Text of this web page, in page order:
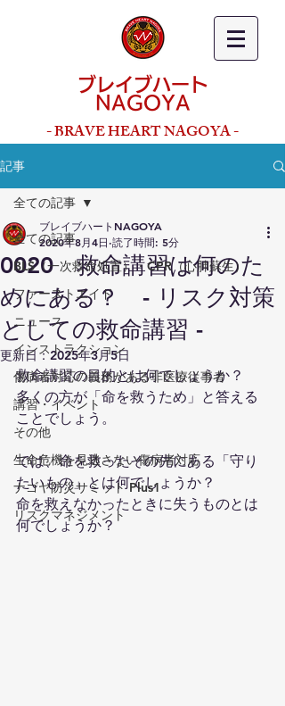
ブレイブハート
NAGOYA
- BRAVE HEART NAGOYA -
記事
全ての記事
BLS（一次救命処置）・CPR（心肺蘇生）
ファーストエイド
ニュース
インストラクション
傷病者対応の義務がある非医療従事者
講習・イベント
その他
生命危機を見逃さない傷病者対応
ナゴヤ防災サミット Plus1
リスクマネジメント
全ての記事
0020 救命講習は何のた
めにある？ - リスク対策
としての救命講習 -
ブレイブハートNAGOYA
2020年8月4日 読了時間: 5分
更新日：2025年3月5日
救命講習の目的とは何でしょうか？
多くの方が「命を救うため」と答える
ことでしょう。
では、命を救ったその先にある「守り
たいもの」とは何でしょうか？
命を救えなかったときに失うものとは
何でしょうか？